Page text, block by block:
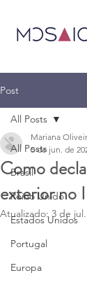
Post
All Posts
Brasil
Reino Unido
Estados Unidos
Portugal
Europa
All Posts
Como
exterior no
Mariana
5 de jun. de
Atualizado: 3 de